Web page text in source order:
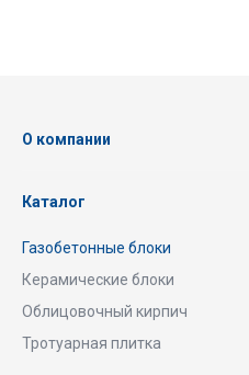
О компании
Каталог
Газобетонные блоки
Керамические блоки
Облицовочный кирпич
Тротуарная плитка